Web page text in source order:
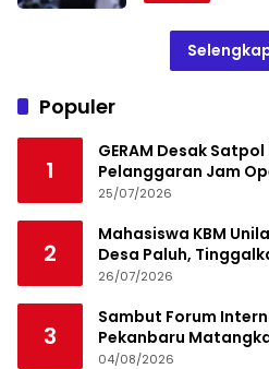
Populer
1
GERAM Desak
Pelanggaran Jam
25/07/2026
2
Mahasiswa KBM
Desa Paluh,
dan Aksi Sosial
26/07/2026
3
Sambut Forum
Pekanbaru
04/08/2026